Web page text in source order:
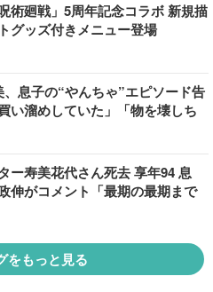
術廻戦」5周年記念コラボ 新規描
グッズ付きメニュー登場
息子の“やんちゃ”エピソード告
い溜めしていた」「物を壊しち
ー寿美花代さん死去 享年94 息
伸がコメント「最期の最期まで
をもっと見る